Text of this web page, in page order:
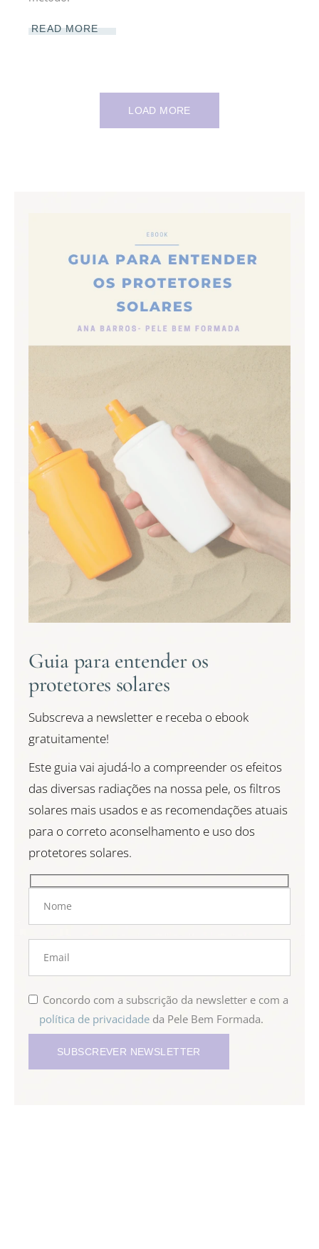
READ MORE
LOAD MORE
Guia para entender os
protetores solares
Subscreva a newsletter e receba o ebook
gratuitamente!
Este guia vai ajudá-lo a compreender os efeitos
das diversas radiações na nossa pele, os filtros
solares mais usados e as recomendações atuais
para o correto aconselhamento e uso dos
protetores solares.
Concordo com a subscrição da newsletter e com a
política de privacidade da Pele Bem Formada.
SUBSCREVER NEWSLETTER